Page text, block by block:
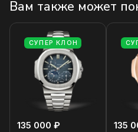
Вам также может
СУПЕР КЛОН
135 000 ₽ 135